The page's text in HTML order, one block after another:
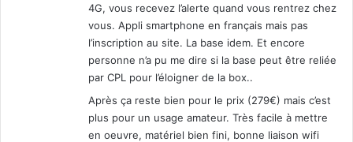
4G, vous recevez l’alerte quand vous rentrez chez
vous. Appli smartphone en français mais pas
l’inscription au site. La base idem. Et encore
personne n’a pu me dire si la base peut être reliée
par CPL pour l’éloigner de la box..
Après ça reste bien pour le prix (279€) mais c’est
plus pour un usage amateur. Très facile à mettre
en oeuvre, matériel bien fini, bonne liaison wifi